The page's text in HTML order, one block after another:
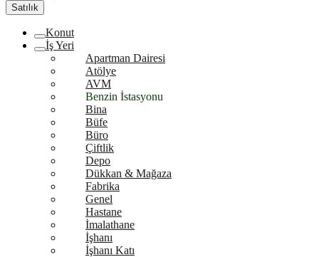
Satılık
Konut
İş Yeri
Apartman Dairesi
Atölye
AVM
Benzin İstasyonu
Bina
Büfe
Büro
Çiftlik
Depo
Dükkan & Mağaza
Fabrika
Genel
Hastane
İmalathane
İşhanı
İşhanı Katı